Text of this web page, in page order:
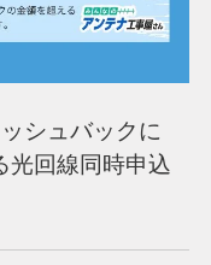
シュバックに
光回線同時申込